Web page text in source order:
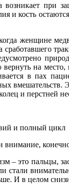
при
и кость
женщине
сработавшего
на
в пах
вмешательств.
и перстней
и полный цикл
– это пальцы,
стали
И в целом